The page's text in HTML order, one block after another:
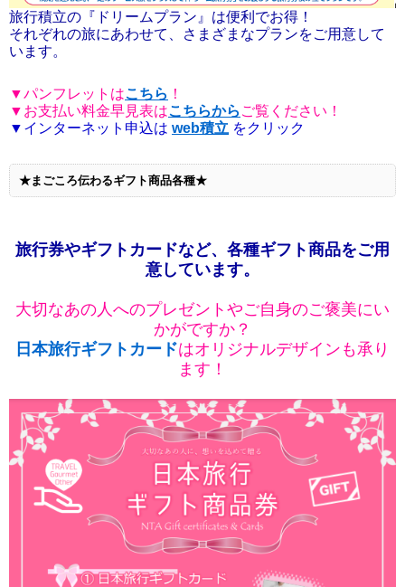
旅行積立の『ドリームプラン』は便利でお得！
それぞれの旅にあわせて、さまざまなプランをご用意して
います。
▼パンフレットはこちら ！
▼お支払い料金早見表はこちらから ご覧ください！
▼インターネット申込は web積立 をクリック
★まごころ伝わるギフト商品各種★
旅行券やギフトカードなど、各種ギフト商品をご用
意しています。
大切なあの人へのプレゼントやご自身のご褒美にい
かがですか？
日本旅行ギフトカードはオリジナルデザインも承り
ます！